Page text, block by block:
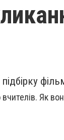
вчителів. Як